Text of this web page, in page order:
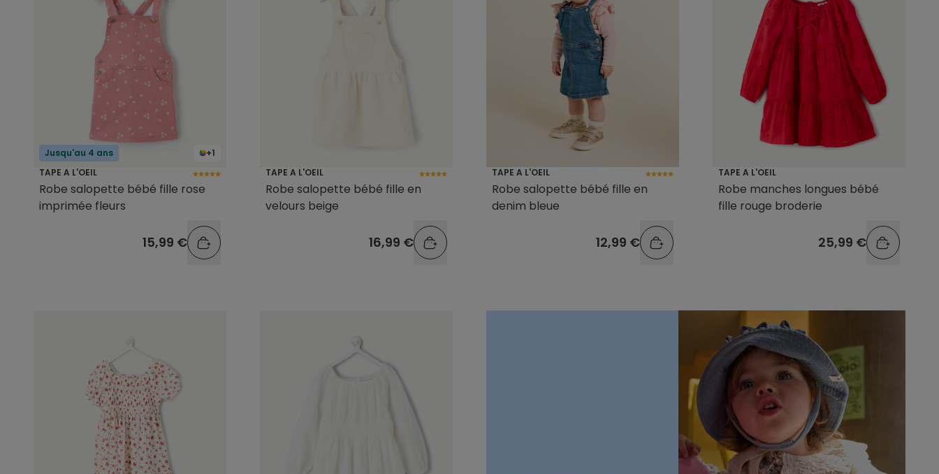
+1
Jusqu'au 4 ans
TAPE A L'OEIL
Robe salopette bébé fille rose
imprimée fleurs
15,99 €
TAPE A L'OEIL
Robe salopette bébé fille en
velours beige
16,99 €
TAPE A L'OEIL
Robe salopette bébé fille en
denim bleue
12,99 €
TAPE A L'OEIL
Robe manches longues bébé
fille rouge broderie
25,99 €